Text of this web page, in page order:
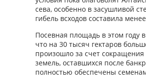
сева, особенно в засушливой
гибель всходов составила
Посевная площадь в этом году
что на 30 тысяч гектаров
произошло за счет
земель, оставшихся после
полностью обеспечены